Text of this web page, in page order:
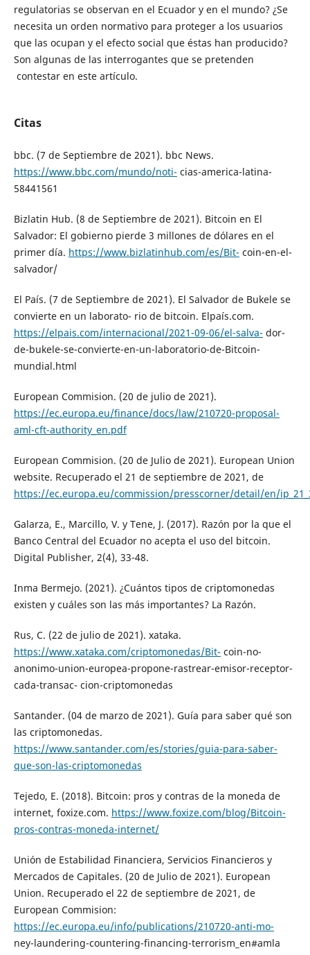
regulatorias se observan en el Ecuador y en el mundo? ¿Se
necesita un orden normativo para proteger a los usuarios
que las ocupan y el efecto social que éstas han producido?
Son algunas de las interrogantes que se pretenden
contestar en este artículo.
Citas
bbc. (7 de Septiembre de 2021). bbc News.
https://www.bbc.com/mundo/noti- cias-america-latina-
58441561
Bizlatin Hub. (8 de Septiembre de 2021). Bitcoin en El
Salvador: El gobierno pierde 3 millones de dólares en el
primer día. https://www.bizlatinhub.com/es/Bit- coin-en-el-
salvador/
El País. (7 de Septiembre de 2021). El Salvador de Bukele se
convierte en un laborato- rio de bitcoin. Elpaís.com.
https://elpais.com/internacional/2021-09-06/el-salva- dor-
de-bukele-se-convierte-en-un-laboratorio-de-Bitcoin-
mundial.html
European Commision. (20 de julio de 2021).
https://ec.europa.eu/finance/docs/law/210720-proposal-
aml-cft-authority_en.pdf
European Commision. (20 de Julio de 2021). European Union
website. Recuperado el 21 de septiembre de 2021, de
https://ec.europa.eu/commission/presscorner/detail/en/
Galarza, E., Marcillo, V. y Tene, J. (2017). Razón por la que el
Banco Central del Ecuador no acepta el uso del bitcoin.
Digital Publisher, 2(4), 33-48.
Inma Bermejo. (2021). ¿Cuántos tipos de criptomonedas
existen y cuáles son las más importantes? La Razón.
Rus, C. (22 de julio de 2021). xataka.
https://www.xataka.com/criptomonedas/Bit- coin-no-
anonimo-union-europea-propone-rastrear-emisor-receptor-
cada-transac- cion-criptomonedas
Santander. (04 de marzo de 2021). Guía para saber qué son
las criptomonedas.
https://www.santander.com/es/stories/guia-para-saber-
que-son-las-criptomonedas
Tejedo, E. (2018). Bitcoin: pros y contras de la moneda de
internet, foxize.com. https://www.foxize.com/blog/Bitcoin-
pros-contras-moneda-internet/
Unión de Estabilidad Financiera, Servicios Financieros y
Mercados de Capitales. (20 de Julio de 2021). European
Union. Recuperado el 22 de septiembre de 2021, de
European Commision:
https://ec.europa.eu/info/publications/210720-anti-mo-
ney-laundering-countering-financing-terrorism_en#amla